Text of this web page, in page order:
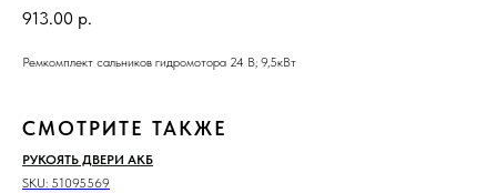
913.00 р.
Ремкомплект сальников гидромотора 24 В; 9,5кВт
СМОТРИТЕ ТАКЖЕ
РУКОЯТЬ ДВЕРИ АКБ
SKU: 51095569